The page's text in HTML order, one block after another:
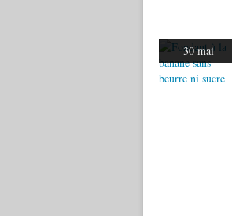
30 mai